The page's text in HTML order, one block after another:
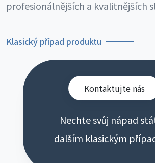
profesionálnějších a kvalitnějších
Klasický případ produktu
Kontaktujte nás
Nechte svůj nápad
dalším klasickým